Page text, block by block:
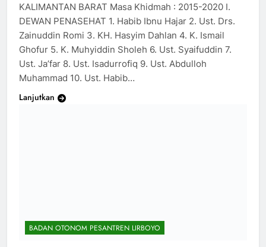
KALIMANTAN BARAT Masa Khidmah : 2015-2020 I.
DEWAN PENASEHAT 1. Habib Ibnu Hajar 2. Ust. Drs.
Zainuddin Romi 3. KH. Hasyim Dahlan 4. K. Ismail
Ghofur 5. K. Muhyiddin Sholeh 6. Ust. Syaifuddin 7.
Ust. Ja’far 8. Ust. Isadurrofiq 9. Ust. Abdulloh
Muhammad 10. Ust. Habib…
Lanjutkan
BADAN OTONOM PESANTREN LIRBOYO